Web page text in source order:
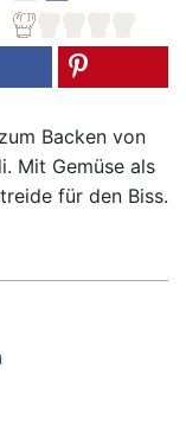
Backen von
Mit Gemüse als
für den Biss.